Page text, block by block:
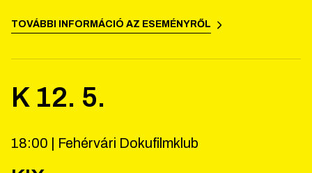
TOVÁBBI INFORMÁCIÓ AZ ESEMÉNYRŐL
K 12. 5.
18:00 | Fehérvári Dokufilmklub